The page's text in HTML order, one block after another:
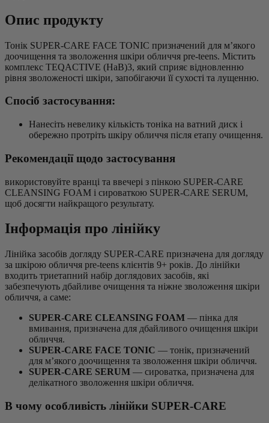
Опис продукту
Тонік SUPER-CARE FACE TONIC призначений для м’якого
доочищення та зволоження шкіри обличчя pre-teens. Містить
комплекс TEQACTIVE (HaB)3, який сприяє відновленню
рівня зволоженості шкіри, запобігаючи її сухості та лущенню.
Спосіб застосування:
Нанесіть невелику кількість тоніка на ватний диск і
обережно протріть шкіру обличчя після етапу очищення.
Рекомендації щодо застосування
використовуйте вранці та ввечері з пінкою SUPER-CARE
CLEANSING FOAM і сироваткою SUPER-CARE SERUM,
щоб досягти найкращого результату.
Інформація про лінійку
Лінійка засобів догляду SUPER-CARE призначена для догляду
за шкірою обличчя pre-teens клієнтів 9+ років. До лінійки
входить триетапний набір доглядових засобів, які
забезпечують дбайливе очищення та ніжне зволоження шкіри
обличчя, а саме:
SUPER-CARE CLEANSING FOAM — пінка для
вмивання, призначена для дбайливого очищення шкіри
обличчя.
SUPER-CARE FACE TONIC — тонік, призначений
для м’якого доочищення та зволоження шкіри обличчя.
SUPER-CARE SERUM — сироватка, призначена для
делікатного зволоження шкіри обличчя.
В чому особливість лінійки SUPER-CARE